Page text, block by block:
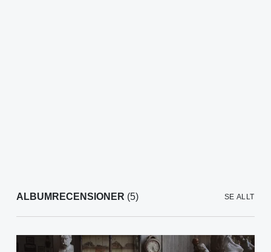
ALBUMRECENSIONER (5) SE ALLT